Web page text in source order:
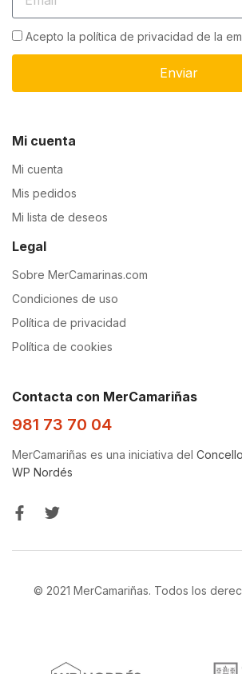
Acepto la política de privacidad de la
Enviar
Mi cuenta
Mi cuenta
Mis pedidos
Mi lista de deseos
Legal
Sobre MerCamarinas.com
Condiciones de uso
Política de privacidad
Política de cookies
Contacta con MerCamariñas
981 73 70 04
MerCamariñas es una iniciativa del
WP Nordés
© 2021 MerCamariñas. Todos los